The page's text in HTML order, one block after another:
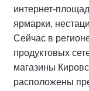
интернет-
ярмарки,
Сейчас в
продуктовых
магазины
расположены